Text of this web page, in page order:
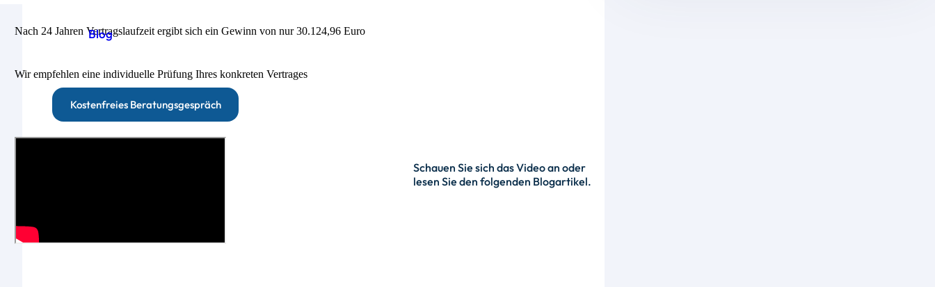
Blog
Kostenfreies Beratungsgespräch
Nach 24 Jahren Vertragslaufzeit ergibt sich ein Gewinn von nur 30.124,96 Euro
Wir empfehlen eine individuelle Prüfung Ihres konkreten Vertrages
Schauen Sie sich das Video an oder
lesen Sie den folgenden Blogartikel.